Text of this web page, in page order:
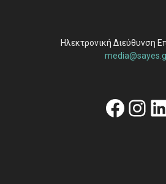
Ηλεκτρονική Διεύθυνση